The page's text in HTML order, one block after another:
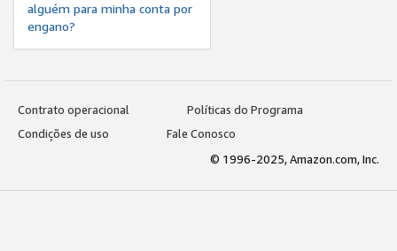
alguém para minha conta por
engano?
Contrato operacional
Políticas do Programa
Condições de uso
Fale Conosco
© 1996-2025, Amazon.com, Inc.